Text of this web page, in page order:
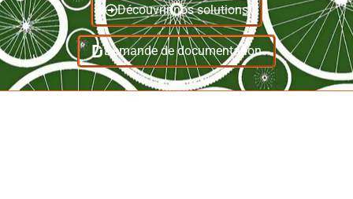
Découvrir nos solutions
Demande de documentation